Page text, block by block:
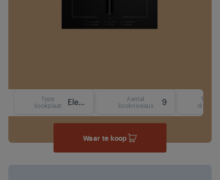
Type
kookplaat
Elektrisch (inductie)
Aantal
kookniveaus
Type
display
Waar te koop